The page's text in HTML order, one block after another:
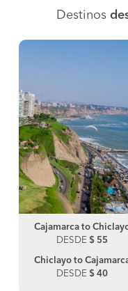
Destinos
Cajamarca to
DESDE $ 55
Chiclayo to
DESDE $ 40